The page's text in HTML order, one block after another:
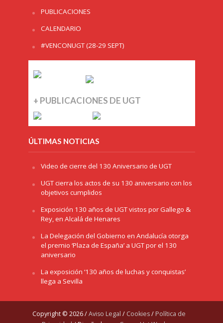
PUBLICACIONES
CALENDARIO
#VENCONUGT (28-29 SEPT)
+ PUBLICACIONES DE UGT
ÚLTIMAS NOTICIAS
Video de cierre del 130 Aniversario de UGT
UGT cierra los actos de su 130 aniversario con los
objetivos cumplidos
Exposición 130 años de UGT vistos por Gallego &
Rey, en Alcalá de Henares
La Delegación del Gobierno en Andalucía otorga
el premio ‘Plaza de España’ a UGT por el 130
aniversario
La exposición ‘130 años de luchas y conquistas’
llega a Sevilla
Copyright © 2026 /Aviso Legal / Cookies/ Política de